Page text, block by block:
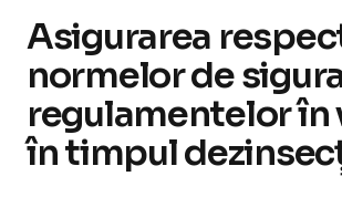
Asigurarea
normelor de
regulamentelor în
în timpul